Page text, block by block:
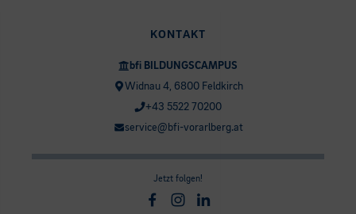
KONTAKT
bfi BILDUNGSCAMPUS
Widnau 4, 6800 Feldkirch
+43 5522 70200
service@bfi-vorarlberg.at
Jetzt folgen!
Facebook
Instagram
Linkedin